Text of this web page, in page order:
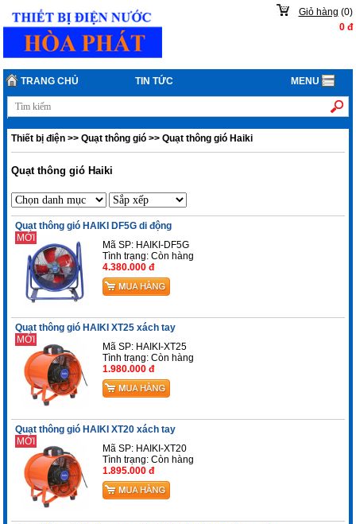
Giỏ hàng (0)
0đ
TRANG CHỦ TIN TỨC MENU
Thiết bị điện >>Quạt thông gió >>Quạt thông gió Haiki
Quạt thông gió Haiki
Quạt thông gió HAIKI DF5G di động
MỚI
Mã SP: HAIKI-DF5G
Tình trạng:Còn hàng
4.380.000 đ
Quạt thông gió HAIKI XT25 xách tay
MỚI
Mã SP: HAIKI-XT25
Tình trạng:Còn hàng
1.980.000 đ
Quạt thông gió HAIKI XT20 xách tay
MỚI
Mã SP: HAIKI-XT20
Tình trạng:Còn hàng
1.895.000 đ